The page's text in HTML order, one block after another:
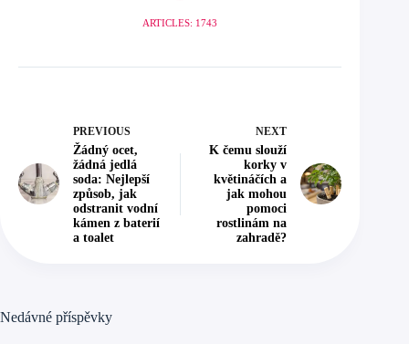
ARTICLES: 1743
PREVIOUS
Žádný ocet,
žádná jedlá
soda: Nejlepší
způsob, jak
odstranit vodní
kámen z baterií
a toalet
NEXT
K čemu slouží
korky v
květináčích a
jak mohou
pomoci
rostlinám na
zahradě?
Nedávné příspěvky